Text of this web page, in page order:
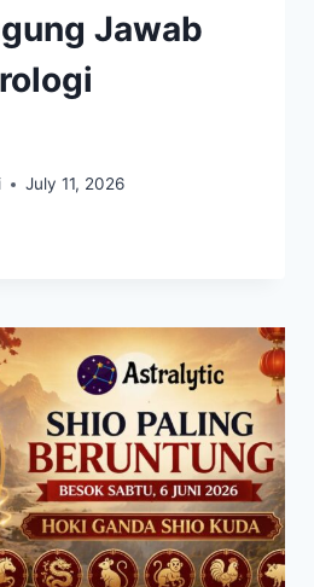
Jawab
July 11, 2026